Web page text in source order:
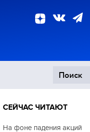
СЕЙЧАС ЧИТАЮТ
На фоне падения акций